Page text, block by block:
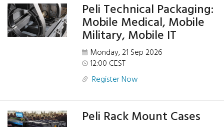
Peli Technical Packaging:
Mobile Medical, Mobile
Military, Mobile IT
Monday, 21 Sep 2026
12:00 CEST
Register Now
Peli Rack Mount Cases